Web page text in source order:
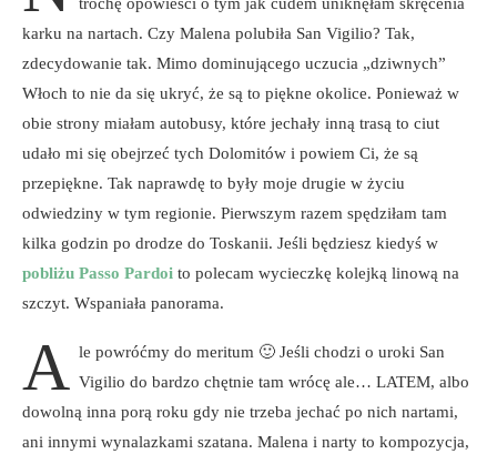
trochę opowieści o tym jak cudem uniknęłam skręcenia
karku na nartach. Czy Malena polubiła San Vigilio? Tak,
zdecydowanie tak. Mimo dominującego uczucia „dziwnych”
Włoch to nie da się ukryć, że są to piękne okolice. Ponieważ w
obie strony miałam autobusy, które jechały inną trasą to ciut
udało mi się obejrzeć tych Dolomitów i powiem Ci, że są
przepiękne. Tak naprawdę to były moje drugie w życiu
odwiedziny w tym regionie. Pierwszym razem spędziłam tam
kilka godzin po drodze do Toskanii. Jeśli będziesz kiedyś w
pobliżu Passo Pardoi to polecam wycieczkę kolejką linową na
szczyt. Wspaniała panorama.
A le powróćmy do meritum 🙂 Jeśli chodzi o uroki San
Vigilio do bardzo chętnie tam wrócę ale… LATEM, albo
dowolną inna porą roku gdy nie trzeba jechać po nich nartami,
ani innymi wynalazkami szatana. Malena i narty to kompozycja,